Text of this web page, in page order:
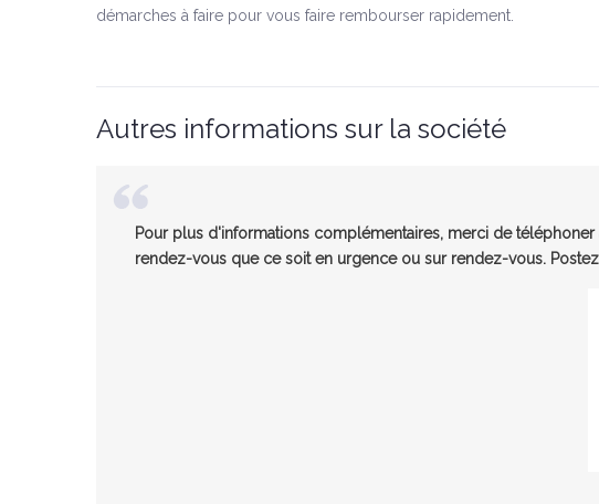
démarches à faire pour vous faire rembourser rapidement.
Autres informations sur la société
Pour plus d'informations complémentaires, merci de
rendez-vous que ce soit en urgence ou sur rendez-vous.